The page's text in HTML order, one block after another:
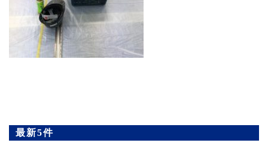
最新5件